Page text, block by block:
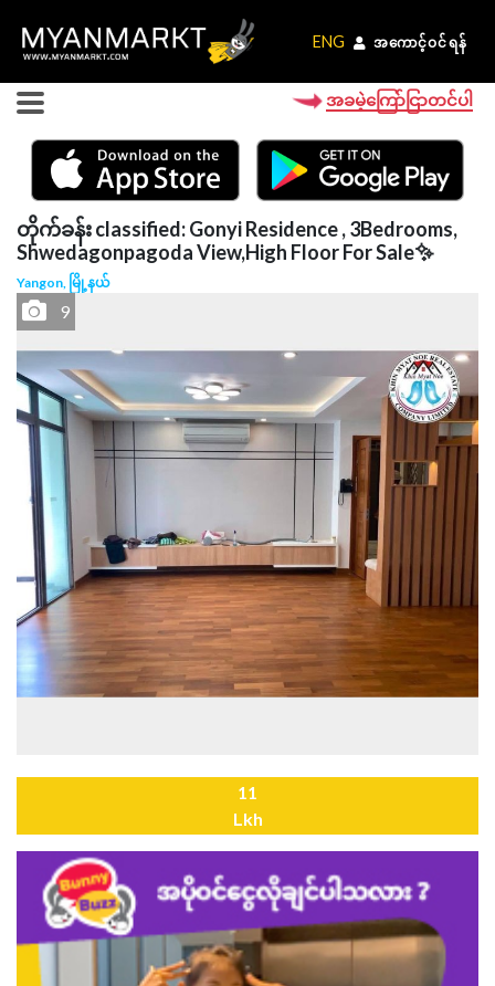
ENG အကောင့်ဝင်ရန်
ENG အကောင့်ဝင်ရန်
အခမဲ့ကြော်ငြာတင်ပါ
တိုက်ခန်း classified: Gonyi Residence , 3Bedrooms,
Shwedagonpagoda View,High Floor For Sale✨
Yangon, မြို့နယ်
9
11
Lkh